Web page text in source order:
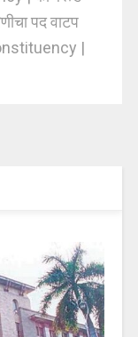
पद वाटप
|